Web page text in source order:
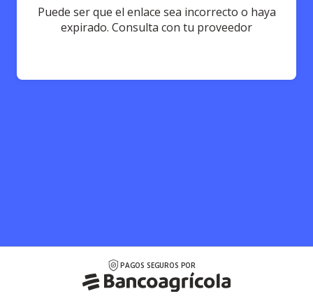
Puede ser que el enlace sea incorrecto o haya
expirado. Consulta con tu proveedor
PAGOS SEGUROS POR